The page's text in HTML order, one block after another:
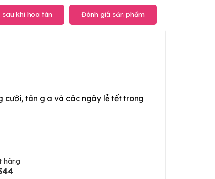
khi hoa tàn Đánh giá sản phẩm
cưới, tân gia và các ngày lễ tết trong
hàng